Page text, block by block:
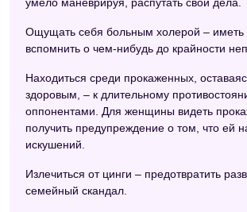
Ощущать себя больным холерой – иметь
вспомнить о чем-нибудь до крайности
Находиться среди прокаженных,
здоровым, – к длительному
оппонентами. Для женщины видеть
получить предупреждение о том, что ей
искушений.
Излечиться от цинги – предотвратить
семейный скандал.